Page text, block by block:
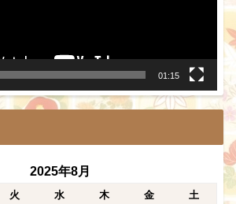
01:15
2025年8月
火 水 木 金
土